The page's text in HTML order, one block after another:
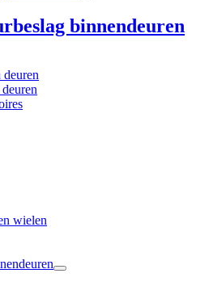
binnendeuren
wielen